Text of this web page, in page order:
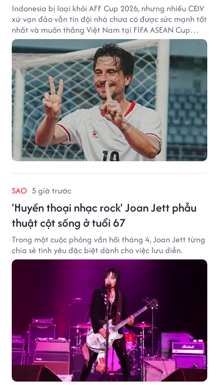
Indonesia bị loại khỏi AFF Cup 2026, nhưng nhiều CĐV
xứ vạn đảo vẫn tin đội nhà chưa có được sức mạnh tốt
nhất và muốn thắng Việt Nam tại FIFA ASEAN Cup
2026.
SAO 5 giờ trước
'Huyền thoại nhạc rock' Joan Jett phẫu
thuật cột sống ở tuổi 67
Trong một cuộc phỏng vấn hồi tháng 4, Joan Jett từng
chia sẻ tình yêu đặc biệt dành cho việc lưu diễn.